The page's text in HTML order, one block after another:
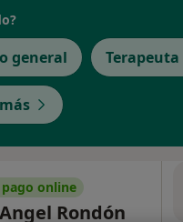
general
online
Rondón